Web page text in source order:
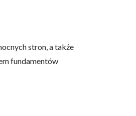
stron, a także
fundamentów